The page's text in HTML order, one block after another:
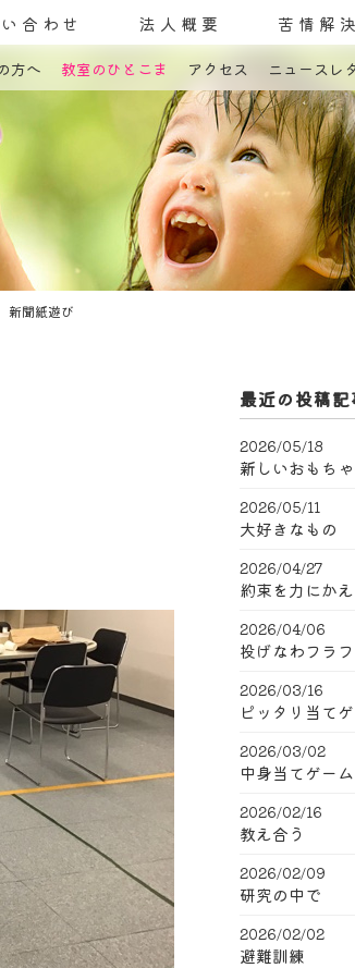
合わせ 法人概要 苦情解
方へ
流れ
教室のひとこま アクセス ニュースレ
新聞紙遊び
最近の投稿記
2026/05/18
新しいおもち
2026/05/11
大好きなもの
2026/04/27
約束を力にか
2026/04/06
投げなわフラ
2026/03/16
ピッタリ当て
2026/03/02
中身当てゲーム
2026/02/16
教え合う
2026/02/09
研究の中で
2026/02/02
避難訓練